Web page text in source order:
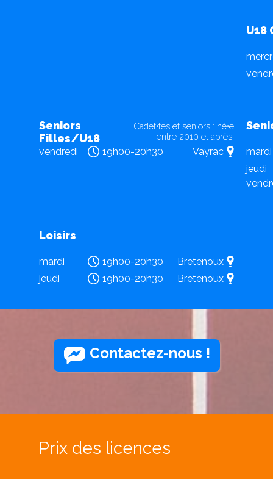
U18
Seniors
Filles/U18
Cadet•tes et seniors : né•e
entre 2010 et après.
vendredi 19h00-20h30 Vayrac
mardi
jeudi
Loisirs
mardi 19h00-20h30
Bretenoux
jeudi
19h00-20h30 Bretenoux
Contactez-nous !
Prix des licences